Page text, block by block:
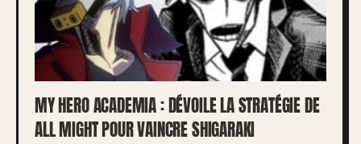
MY HERO ACADEMIA : DÉVOILE LA STRATÉGIE DE
ALL MIGHT POUR VAINCRE SHIGARAKI